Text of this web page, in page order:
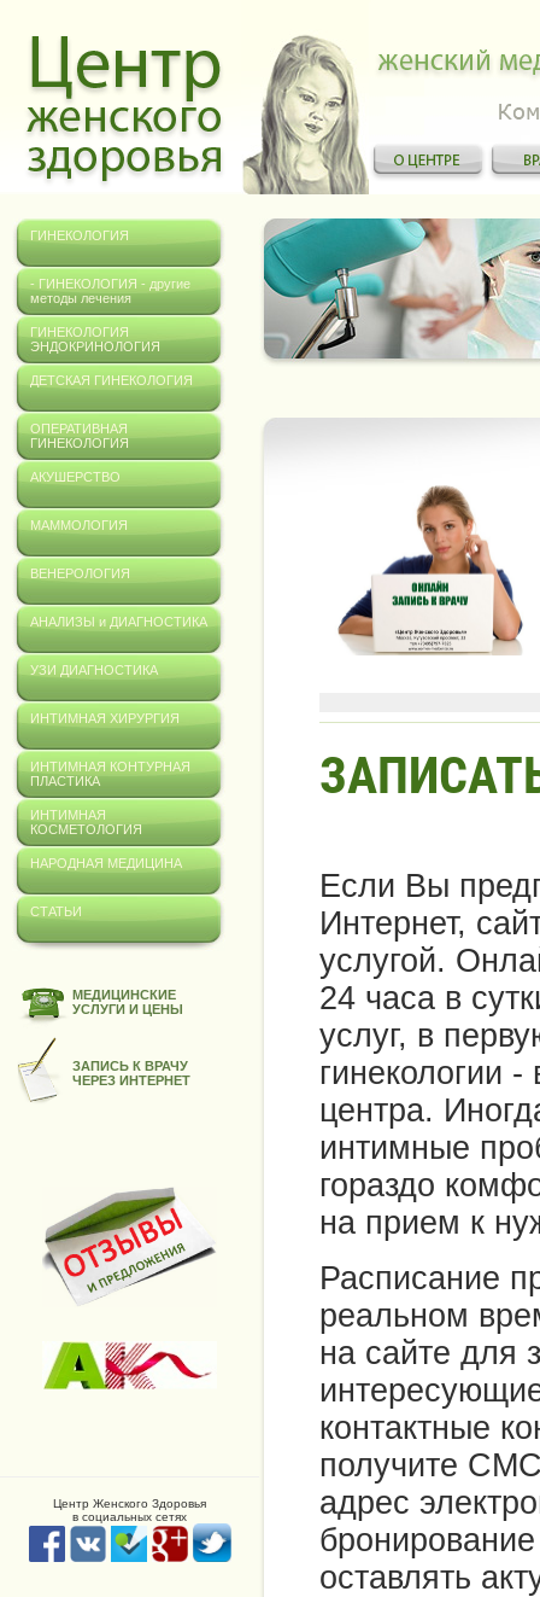
ГИНЕКОЛОГИЯ
- ГИНЕКОЛОГИЯ - другие
методы лечения
ГИНЕКОЛОГИЯ
ЭНДОКРИНОЛОГИЯ
ДЕТСКАЯ ГИНЕКОЛОГИЯ
ОПЕРАТИВНАЯ
ГИНЕКОЛОГИЯ
АКУШЕРСТВО
МАММОЛОГИЯ
ВЕНЕРОЛОГИЯ
АНАЛИЗЫ и ДИАГНОСТИКА
УЗИ ДИАГНОСТИКА
ИНТИМНАЯ ХИРУРГИЯ
ИНТИМНАЯ КОНТУРНАЯ
ПЛАСТИКА
ИНТИМНАЯ
КОСМЕТОЛОГИЯ
НАРОДНАЯ МЕДИЦИНА
СТАТЬИ
МЕДИЦИНСКИЕ
УСЛУГИ И ЦЕНЫ
ЗАПИСЬ К ВРАЧУ
ЧЕРЕЗ ИНТЕРНЕТ
Центр Женского Здоровья
в социальных сетях
Если Вы
Интернет,
услугой.
24 часа в
услуг, в
гинекологии
центра.
интимные
гораздо
на прием к
Расписание
реальном
на сайте для
контактные
получите
адрес
оставлять